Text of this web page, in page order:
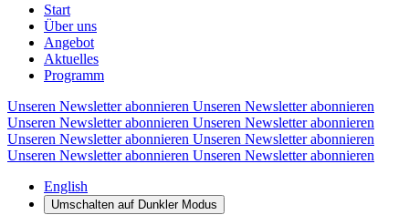
Start
Über uns
Angebot
Aktuelles
Programm
Unseren Newsletter abonnieren Unseren Newsletter abonnieren
Unseren Newsletter abonnieren Unseren Newsletter abonnieren
Unseren Newsletter abonnieren Unseren Newsletter abonnieren
Unseren Newsletter abonnieren Unseren Newsletter abonnieren
English
Umschalten auf DunklerModus